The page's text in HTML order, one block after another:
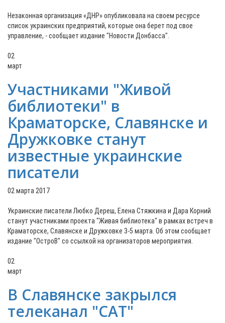
Незаконная организация «ДНР» опубликовала на своем ресурсе
список украинских предприятий, которые она берет под свое
управление, - сообщает издание "Новости Донбасса".
02
март
Участниками "Живой
библиотеки" в
Краматорске, Славянске и
Дружковке станут
известные украинские
писатели
02 марта 2017
Украинские писатели Любко Дереш, Елена Стяжкина и Дара Корний
станут участниками проекта "Живая библиотека" в рамках встреч в
Краматорске, Славянске и Дружковке 3-5 марта. Об этом сообщает
издание "ОстроВ" со ссылкой на организаторов мероприятия.
02
март
В Славянске закрылся
телеканал "САТ"